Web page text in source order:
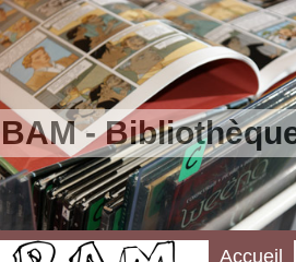
BAM -
Accueil